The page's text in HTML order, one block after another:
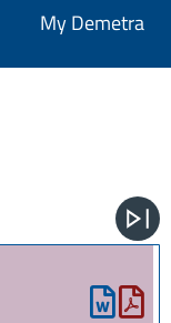
My Demetra